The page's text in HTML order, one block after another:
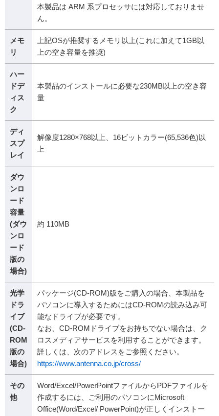
本製品は ARM 系プロセッサには対応しておりませ
ん。
メモ
リ
上記OSが推奨するメモリ以上(これに加えて1GB以
上の空き容量を推奨)
ハー
ドデ
ィス
ク
本製品のインストールに必要な230MB以上の空き容
量
ディ
スプ
レイ
解像度1280×768以上、16ビットカラー(65,536色)以
上
ダウ
ンロ
ード
容量
(ダウ
ンロ
ード
版の
場合)
約 110MB
光学
ドラ
イブ
(CD-
ROM
版の
場合)
パッケージ(CD-ROM)版をご購入の場合、本製品を
パソコンに導入するためにはCD-ROMの読み込み可
能なドライブが必要です。
なお、CD-ROMドライブをお持ちでない場合は、ク
ロスメディアサービスを利用することができます。
詳しくは、次のアドレスをご参照ください。
https://www.antenna.co.jp/cross/
その
他
Word/Excel/PowerPointファイルからPDFファイルを
作成するには、ご利用のパソコンにMicrosoft
Office(Word/Excel/ PowerPoint)が正しくインストー